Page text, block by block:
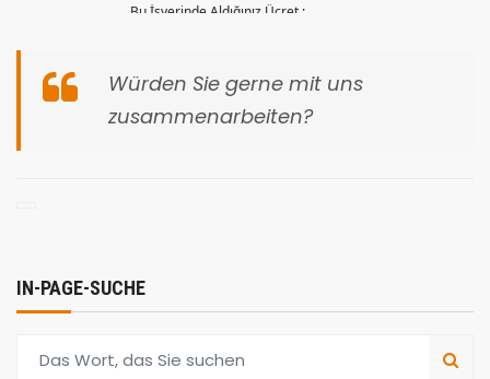
Würden Sie gerne mit uns
zusammenarbeiten?
IN-PAGE-SUCHE